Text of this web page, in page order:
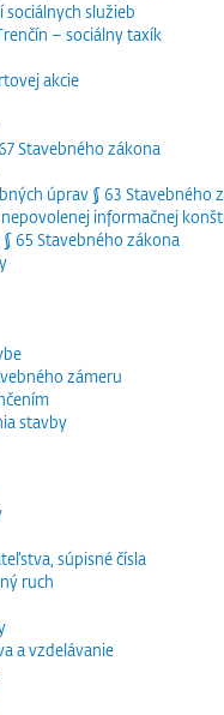
služieb
– sociálny taxík
akcie
Stavebného zákona
úprav § 63 Stavebného
informačnej
65 Stavebného zákona
zámeru
stavby
súpisné čísla
ruch
a vzdelávanie